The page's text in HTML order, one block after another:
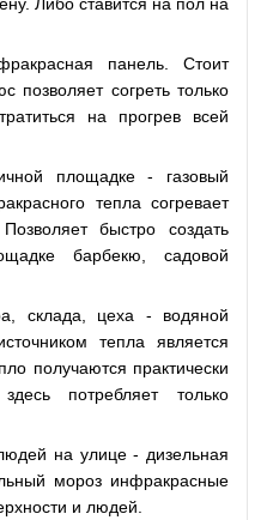
панель. Стоит
позволяет согреть только
на прогрев всей
площадке - газовый
тепла согревает
быстро создать
барбекю, садовой
склада, цеха - водяной
тепла является
получаются практически
потребляет только
на улице - дизельная
мороз инфракрасные
и людей.